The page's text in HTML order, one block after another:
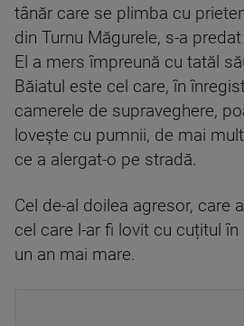
tânăr care se plimba cu
din Turnu Măgurele, s-a
El a mers împreună cu tatăl
Băiatul este cel care, în
camerele de supraveghere,
lovește cu pumnii, de mai
ce a alergat-o pe stradă.
Cel de-al doilea agresor, care
cel care l-ar fi lovit cu cuțitul
un an mai mare.